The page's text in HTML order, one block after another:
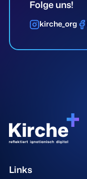
Folge uns!
kirche_org
Links